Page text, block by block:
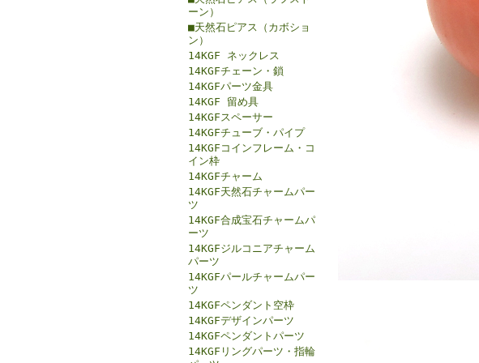
ーン）
■天然石ピアス（カボショ
ン）
14KGF ネックレス
14KGFチェーン・鎖
14KGFパーツ金具
14KGF 留め具
14KGFスペーサー
14KGFチューブ・パイプ
14KGFコインフレーム・コ
イン枠
14KGFチャーム
14KGF天然石チャームパー
ツ
14KGF合成宝石チャームパ
ーツ
14KGFジルコニアチャーム
パーツ
14KGFパールチャームパー
ツ
14KGFペンダント空枠
14KGFデザインパーツ
14KGFペンダントパーツ
14KGFリングパーツ・指輪